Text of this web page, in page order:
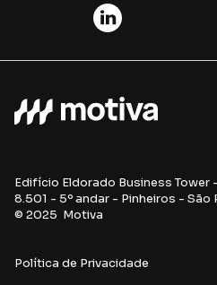
Edifício Eldorado Business Tower
8.501 - 5º andar - Pinheiros - São
© 2025 Motiva
Política de Privacidade